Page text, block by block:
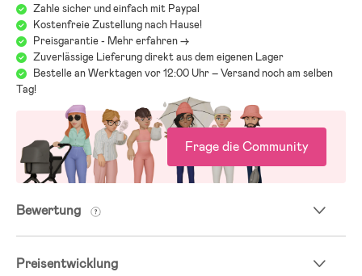
Die Wahl eines Kinderwagens kann bei der Vielzahl an Modellen,
Marken und Funktionen überwältigend sein. Unser Kinderwagen-
Guide hilft Dir, verschiedene Arten von Kinderwagen, ihre Sicherheit
und praktische Funktionen zu vergleichen. Mit dem Guide fällt es
leichter, einen Wagen zu finden, der sicher, bequem und praktisch für
Dich und Dein Kind ist.
Jollyrooms Kinderwagenguide
Zahle sicher und einfach mit Paypal
Kostenfreie Zustellung nach Hause!
Preisgarantie - Mehr erfahren ->
Zuverlässige Lieferung direkt aus dem eigenen Lager
Bestelle an Werktagen vor 12:00 Uhr – Versand noch am selben
Tag!
Frage die Community
Bewertung
Preisentwicklung